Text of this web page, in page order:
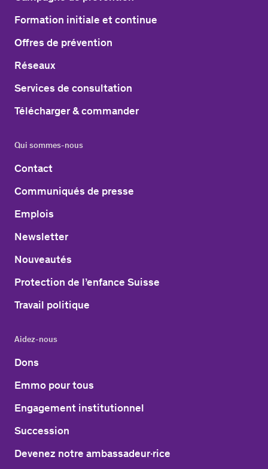
Formation initiale et continue
Offres de prévention
Réseaux
Services de consultation
Télécharger & commander
Qui sommes-nous
Contact
Communiqués de presse
Emplois
Newsletter
Nouveautés
Protection de l’enfance Suisse
Travail politique
Aidez-nous
Dons
Emmo pour tous
Engagement institutionnel
Succession
Devenez notre ambassadeur·rice